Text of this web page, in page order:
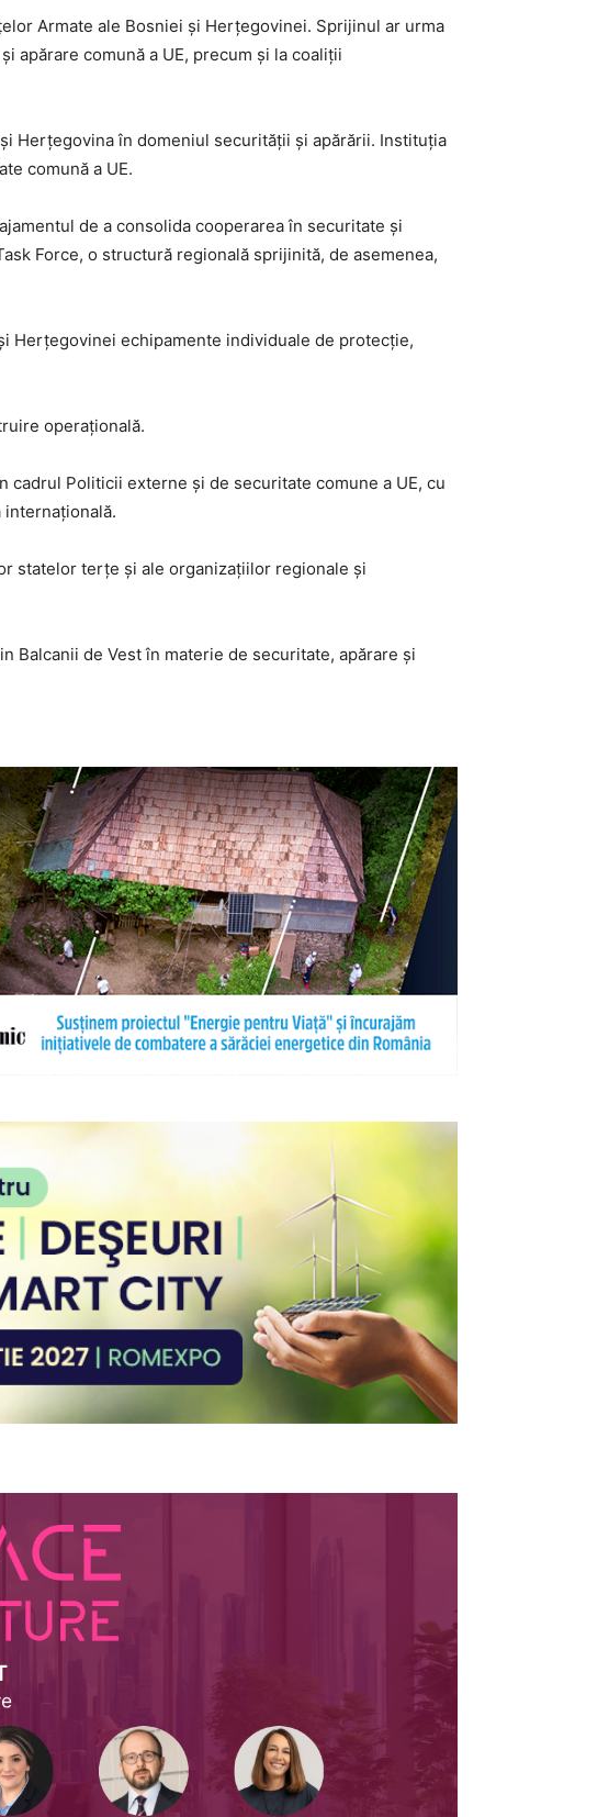
Armate ale Bosniei și Herțegovinei. Sprijinul ar urma
apărare comună a UE, precum și la coaliții
Herțegovina în domeniul securității și apărării. Instituția
comună a UE.
de a consolida cooperarea în securitate și
Force, o structură regională sprijinită, de asemenea,
Herțegovinei echipamente individuale de protecție,
operațională.
Politicii externe și de securitate comune a UE, cu
statelor terțe și ale organizațiilor regionale și
Balcanii de Vest în materie de securitate, apărare și